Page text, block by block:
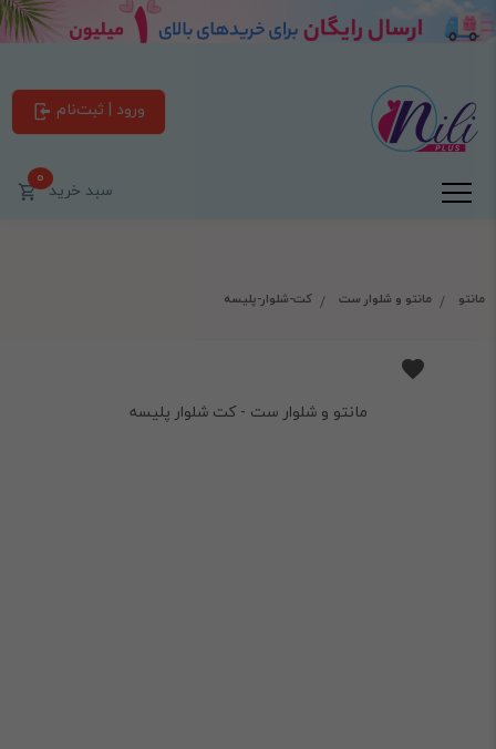
ورود | ثبت‌نام
سبد خرید0
مانتو مانتو و شلوار ست کت-شلوار-پلیسه
مانتو و شلوار ست - کت شلوار پلیسه